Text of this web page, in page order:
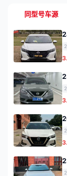
同型号车源